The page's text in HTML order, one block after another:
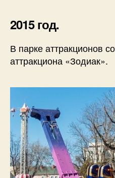
2015 год.
В парке аттракционов
аттракциона «Зодиак».